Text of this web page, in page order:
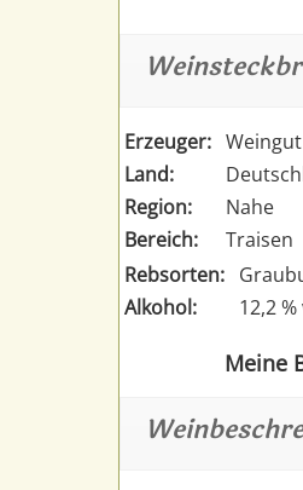
Erzeuger:
Land:
Region:
Nahe
Bereich:
Traisen
Rebsorten:
Alkohol:
12,2 %
Meine